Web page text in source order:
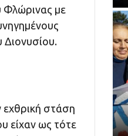
Φλώρινας με
Διονυσίου.
εχθρική στάση
είχαν ως τότε